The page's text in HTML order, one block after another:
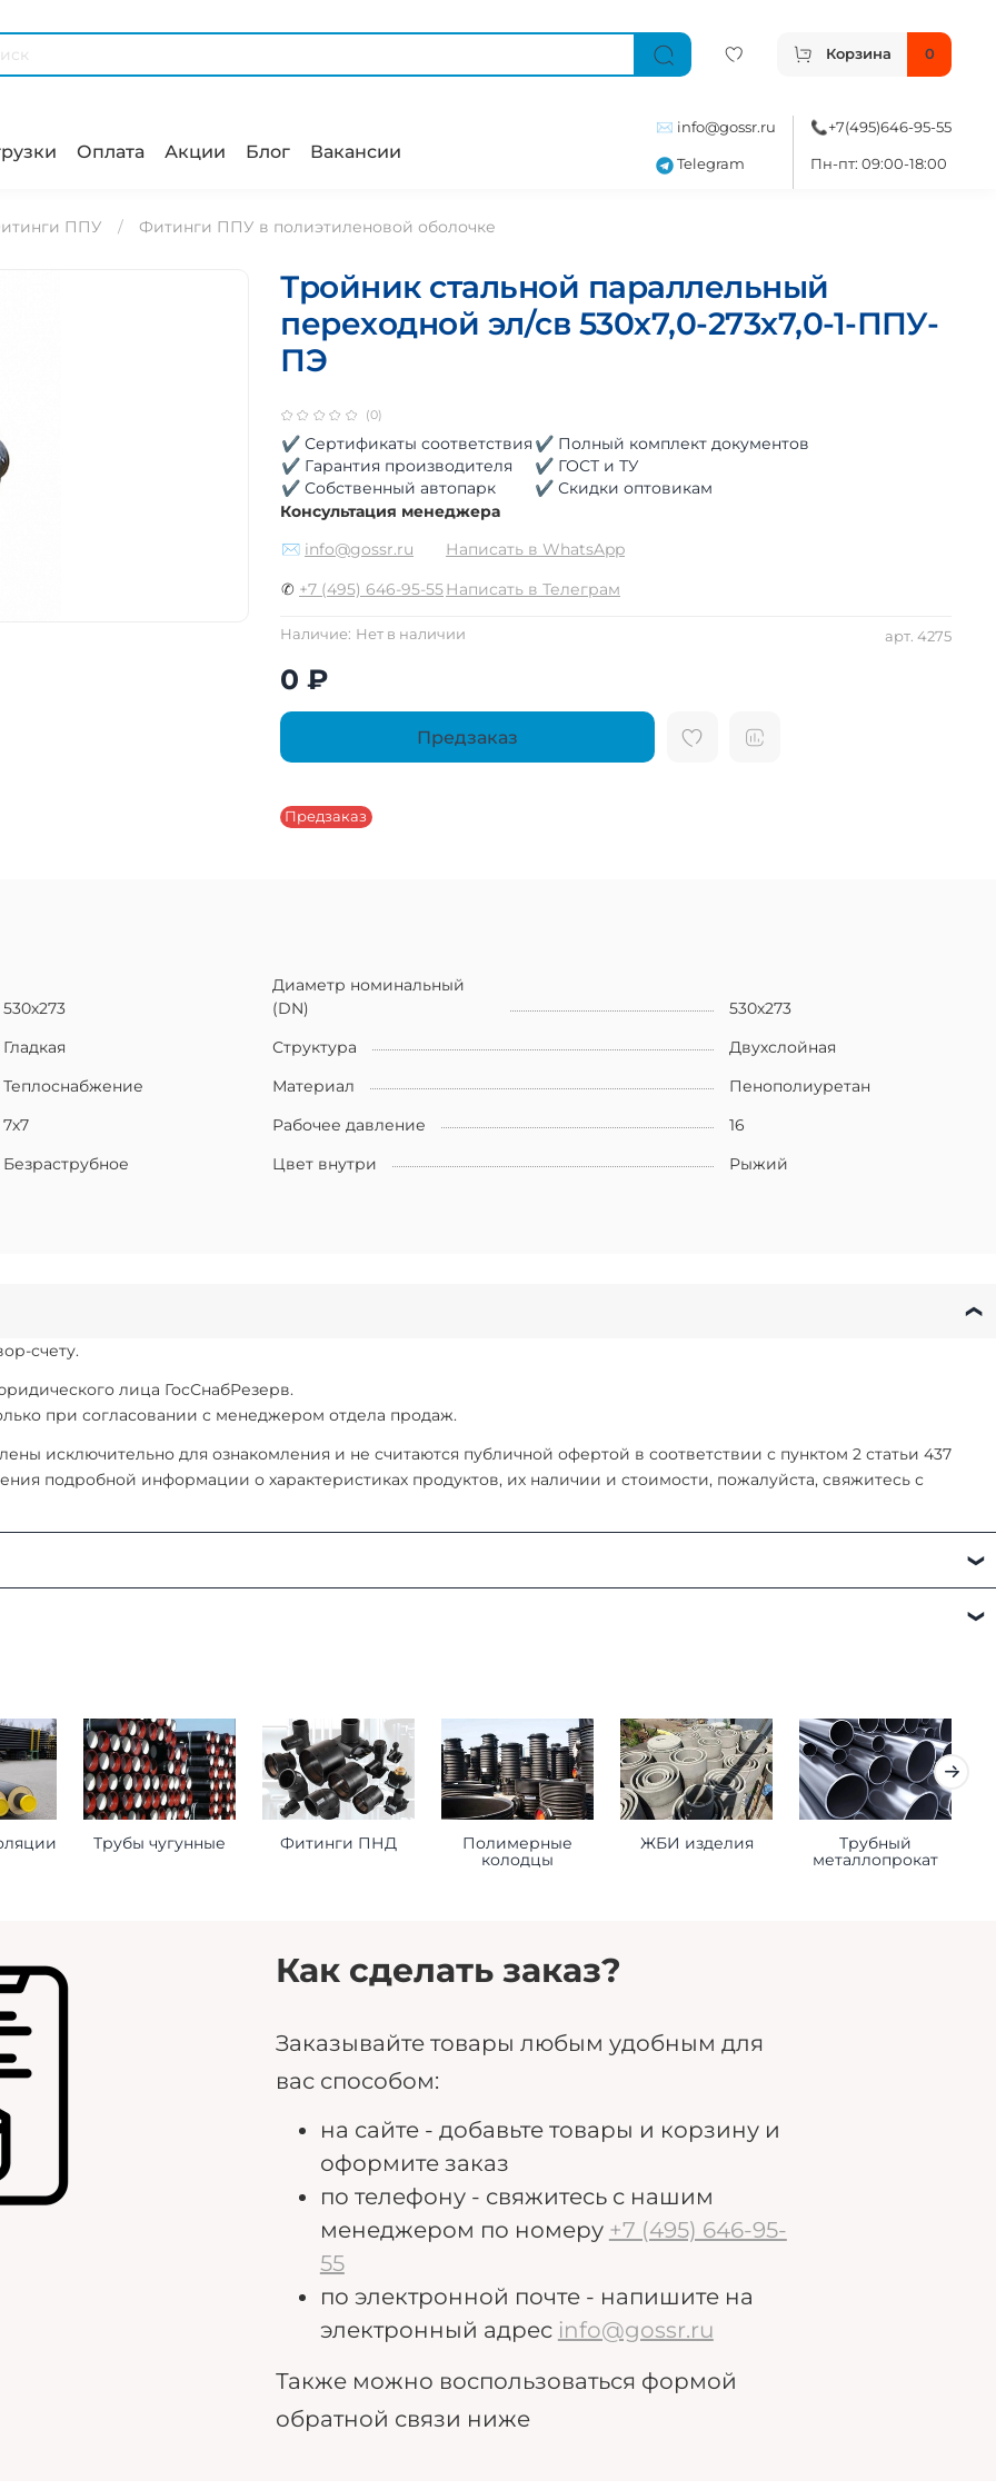
Корзина 0
Оплата Акции Блог Вакансии
✉️ info@gossr.ru
Telegram
📞+7(495)646-95-55
Пн-пт: 09:00-18:00
ППУ Фитинги ППУ в полиэтиленовой оболочке
(0)
арт. 4275
Наличие: Нет в наличии
Предзаказ
Тройник стальной параллельный
переходной эл/св 530х7,0-273х7,0-1-ППУ-
ПЭ
0 ₽
Предзаказ
✔ Сертификаты соответствия ✔ Полный комплект документов
✔ Гарантия производителя
✔ ГОСТ и ТУ
✔ Собственный автопарк
✔ Скидки оптовикам
Консультация менеджера
✉ info@gossr.ru
Написать в WhatsApp
✆ +7 (495) 646-95-55Написать в Телеграм
530х273
Диаметр номинальный
(DN)
530х273
Гладкая Структура
Двухслойная
Теплоснабжение Материал
Пенополиуретан
7х7 Рабочее давление
16
Безраструбное Цвет внутри Рыжий
счету.
лица ГосСнабРезерв.
при согласовании с менеджером отдела продаж.
исключительно для ознакомления и не считаются публичной офертой в соответствии с пунктом 2 статьи 437
подробной информации о характеристиках продуктов, их наличии и стоимости, пожалуйста, свяжитесь с
заказа
нам следующую информацию при оформлении заказа:
будет принимать груз на месте доставки.
Трубы чугунные Фитинги ПНД
Полимерные
колодцы
ЖБИ изделия
Трубный
металлопрокат
Как сделать заказ?
Заказывайте товары любым удобным для
вас способом:
на сайте - добавьте товары и корзину и
оформите заказ
по телефону - свяжитесь с нашим
менеджером по номеру +7 (495) 646-95-
55
по электронной почте - напишите на
электронный адрес info@gossr.ru
Также можно воспользоваться формой
обратной связи ниже